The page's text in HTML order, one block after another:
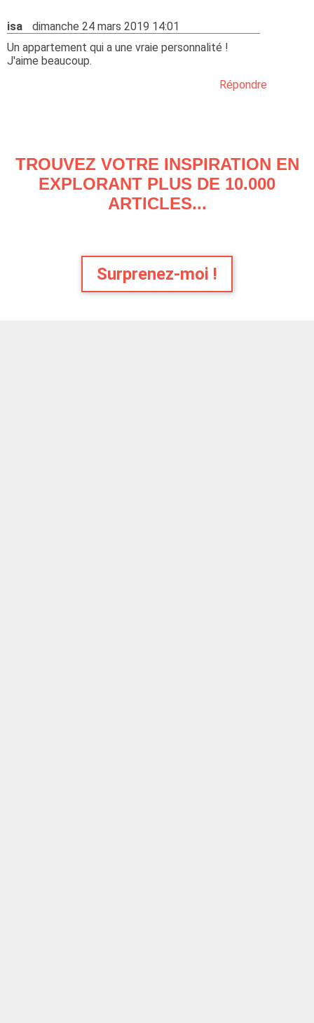
isa
dimanche 24 mars 2019 14:01
Un appartement qui a une vraie personnalité !
J'aime beaucoup.
Répondre
TROUVEZ VOTRE INSPIRATION EN
EXPLORANT PLUS DE 10.000
ARTICLES...
Surprenez-moi !